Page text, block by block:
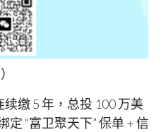
续缴 5 年，总投 100 万美
“富卫聚天下” 保单 + 信